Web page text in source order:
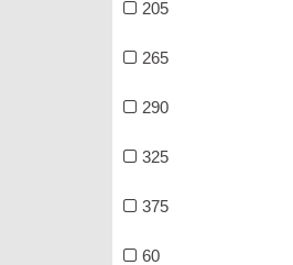
205
265
290
325
375
60